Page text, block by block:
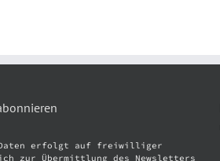
Daten erfolgt auf freiwilliger
zur Übermittlung des Newsletters